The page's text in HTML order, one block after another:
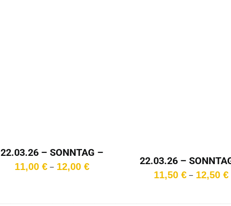
22.03.26 – SONNTAG –
13:15 Uhr
11,00 € – 12,00 €Preisspanne:
22.03.26 –
15:15 Uhr
11,50 € – 12,50 €